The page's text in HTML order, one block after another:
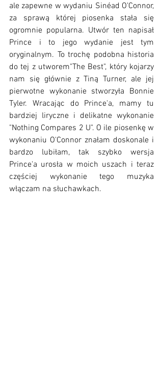
ale zapewne w wydaniu Sinéad O’Connor,
za sprawą której piosenka stała się
ogromnie popularna. Utwór ten napisał
Prince i to jego wydanie jest tym
oryginalnym. To trochę podobna historia
do tej z utworem"The Best", który kojarzy
nam się głównie z Tiną Turner, ale jej
pierwotne wykonanie stworzyła Bonnie
Tyler. Wracając do Prince'a, mamy tu
bardziej liryczne i delikatne wykonanie
"Nothing Compares 2 U". O ile piosenkę w
wykonaniu O'Connor znałam doskonale i
bardzo lubiłam, tak szybko wersja
Prince'a urosła w moich uszach i teraz
częściej wykonanie tego muzyka
włączam na słuchawkach.